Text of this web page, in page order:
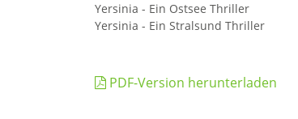
Yersinia - Ein Ostsee Thriller
Yersinia - Ein Stralsund Thriller
PDF-Version herunterladen